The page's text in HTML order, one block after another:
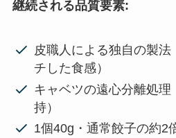
継続される品質要素:
皮職人による独自の製
チした食感）
キャベツの遠心分離処
持）
1個40g・通常餃子の約2